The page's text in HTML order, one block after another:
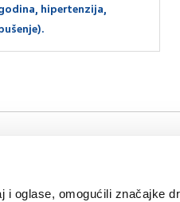
i oglase, omogućili značajke
hipertenzija,